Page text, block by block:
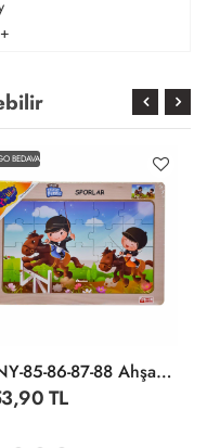
BEDAVA
ONY-85-86-87-88 Ahşap Eğitici Puzzle Sporlar -Onyıl
TL